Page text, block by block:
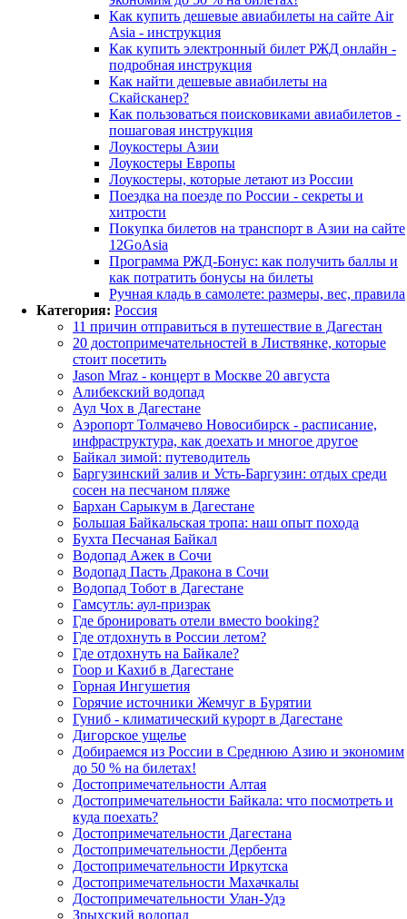
Как купить дешевые авиабилеты на сайте Air
Asia - инструкция
Как купить электронный билет РЖД онлайн -
подробная инструкция
Как найти дешевые авиабилеты на
Скайсканер?
Как пользоваться поисковиками авиабилетов -
пошаговая инструкция
Лоукостеры Азии
Лоукостеры Европы
Лоукостеры, которые летают из России
Поездка на поезде по России - секреты и
хитрости
Покупка билетов на транспорт в Азии на сайте
12GoAsia
Программа РЖД-Бонус: как получить баллы и
как потратить бонусы на билеты
Ручная кладь в самолете: размеры, вес, правила
Категория: Россия
11 причин отправиться в путешествие в Дагестан
20 достопримечательностей в Листвянке, которые
стоит посетить
Jason Mraz - концерт в Москве 20 августа
Алибекский водопад
Аул Чох в Дагестане
Аэропорт Толмачево Новосибирск - расписание,
инфраструктура, как доехать и многое другое
Байкал зимой: путеводитель
Баргузинский залив и Усть-Баргузин: отдых среди
сосен на песчаном пляже
Бархан Сарыкум в Дагестане
Большая Байкальская тропа: наш опыт похода
Бухта Песчаная Байкал
Водопад Ажек в Сочи
Водопад Пасть Дракона в Сочи
Водопад Тобот в Дагестане
Гамсутль: аул-призрак
Где бронировать отели вместо booking?
Где отдохнуть в России летом?
Где отдохнуть на Байкале?
Гоор и Кахиб в Дагестане
Горная Ингушетия
Горячие источники Жемчуг в Бурятии
Гуниб - климатический курорт в Дагестане
Дигорское ущелье
Добираемся из России в Среднюю Азию и экономим
до 50 % на билетах!
Достопримечательности Алтая
Достопримечательности Байкала: что посмотреть и
куда поехать?
Достопримечательности Дагестана
Достопримечательности Дербента
Достопримечательности Иркутска
Достопримечательности Махачкалы
Достопримечательности Улан-Удэ
Зрыхский водопад